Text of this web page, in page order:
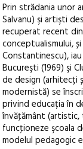
Prin strădania unor
Salvanu) şi artişti
recuperat recent
conceptualismului,
Constantinescu),
Bucureşti (1969) şi
de design (arhitecți
modernistă) se
privind educația în
învăţământ
funcţioneze şcoala
modelul pedagogic